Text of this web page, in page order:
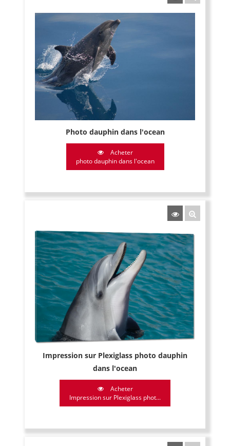
Photo dauphin dans l'ocean
Acheter
photo dauphin dans l'ocean
Impression sur Plexiglass photo dauphin
dans l'ocean
Acheter
Impression sur Plexiglass phot...